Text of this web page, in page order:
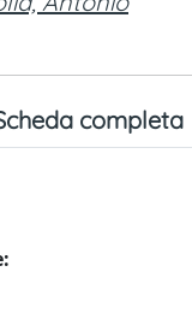
completa